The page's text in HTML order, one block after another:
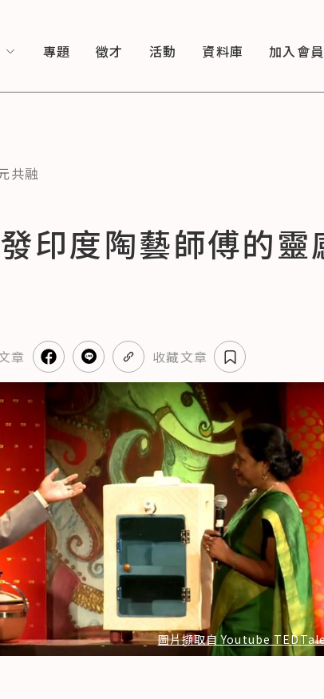
專題 徵才 活動 資料庫 加入會員
共融
印度陶藝師傅的
章 收藏文章
圖片擷取自 Youtube